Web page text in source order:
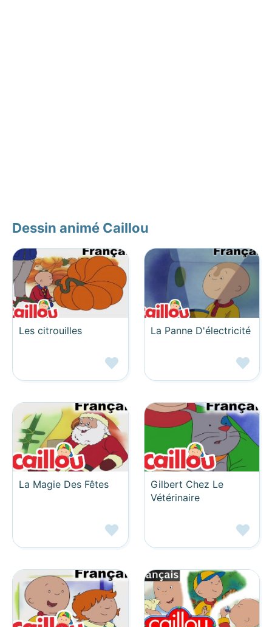
Dessin animé Caillou
Les citrouilles La Panne D'électricité
La Magie Des Fêtes
Gilbert Chez Le
Vétérinaire